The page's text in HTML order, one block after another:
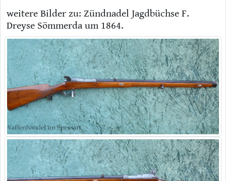
weitere Bilder zu: Zündnadel Jagdbüchse F.
Dreyse Sömmerda um 1864.